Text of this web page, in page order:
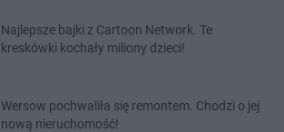
Najlepsze bajki z Cartoon Network. Te
kreskówki kochały miliony dzieci!
Wersow pochwaliła się remontem. Chodzi o jej
nową nieruchomość!